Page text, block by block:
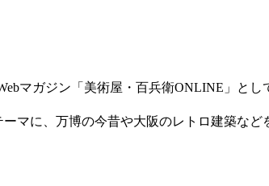
マガジン「美術屋・百兵衛ONLINE」とし
マに、万博の今昔や大阪のレトロ建築など